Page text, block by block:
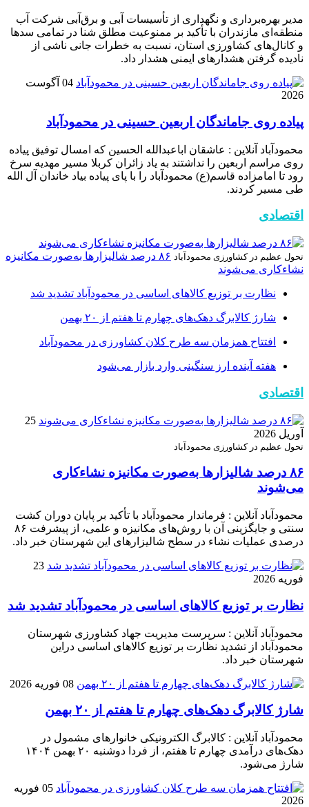
مدیر بهره‌برداری و نگهداری از تأسیسات آبی و برق‌آبی شرکت آب
منطقه‌ای مازندران با تأکید بر ممنوعیت مطلق شنا در تمامی سدها
و کانال‌های کشاورزی استان، نسبت به خطرات جانی ناشی از
نادیده گرفتن هشدارهای ایمنی هشدار داد.
04 آگوست
2026
پیاده روی جاماندگان اربعین حسینی در محمودآباد
محمودآباد آنلاین : عاشقان اباعبدالله الحسین که امسال توفیق پیاده
روی مراسم اربعین را نداشتند به یاد زائران کربلا مسیر مهدیه سرخ
رود تا امامزاده قاسم(ع) محمودآباد را با پای پیاده بیاد خاندان آل الله
طی مسیر کردند.
اقتصادی
تحول عظیم در کشاورزی محمودآباد
۸۶ درصد شالیزارها به‌صورت مکانیزه
نشاءکاری می‌شوند
نظارت بر توزیع کالا‌های اساسی در محمودآباد تشدید شد
شارژ کالابرگ دهک‌های چهارم تا هفتم از ۲۰ بهمن
افتتاح همزمان سه طرح کلان کشاورزی در محمودآباد
هفته آینده ارز سنگینی وارد بازار می‌شود
اقتصادی
25
آوریل 2026
تحول عظیم در کشاورزی محمودآباد
۸۶ درصد شالیزارها به‌صورت مکانیزه نشاءکاری
می‌شوند
محمودآباد آنلاین : فرماندار محمودآباد با تأکید بر پایان دوران کشت
سنتی و جایگزینی آن با روش‌های مکانیزه و علمی، از پیشرفت ۸۶
درصدی عملیات نشاء در سطح شالیزارهای این شهرستان خبر داد.
23
فوریه 2026
نظارت بر توزیع کالا‌های اساسی در محمودآباد تشدید شد
محمودآباد آنلاین : سرپرست مدیریت جهاد کشاورزی شهرستان
محمودآباد از تشدید نظارت بر توزیع کالا‌های اساسی دراین
شهرستان خبر داد.
08 فوریه 2026
شارژ کالابرگ دهک‌های چهارم تا هفتم از ۲۰ بهمن
محمودآباد آنلاین : کالابرگ الکترونیکی خانوار‌های مشمول در
دهک‌های درآمدی چهارم تا هفتم، از فردا دوشنبه ۲۰ بهمن ۱۴۰۴
شارژ می‌شود.
05 فوریه
2026